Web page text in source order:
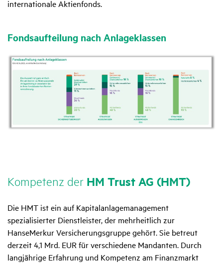
internationale Aktienfonds.
Fonds­auf­tei­lung nach Anla­ge­klassen
Kompe­tenz der HM Trust AG (HMT)
Die HMT ist ein auf Kapitalanlagemanagement
spezialisierter Dienstleister, der mehrheitlich zur
HanseMerkur Versicherungsgruppe gehört. Sie betreut
derzeit 4,1 Mrd. EUR für verschiedene Mandanten. Durch
langjährige Erfahrung und Kompetenz am Finanzmarkt